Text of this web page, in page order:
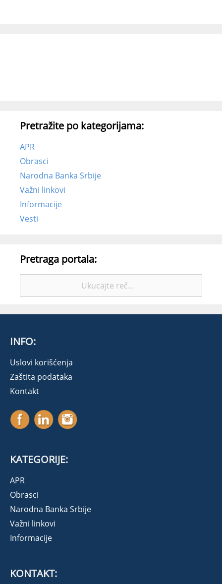
Pretražite po kategorijama:
APR
Obrasci
Narodna Banka Srbije
Važni linkovi
Informacije
Vesti
Pretraga portala:
INFO:
Uslovi korišćenja
Zaštita podataka
Kontakt
KATEGORIJE:
APR
Obrasci
Narodna Banka Srbije
Važni linkovi
Informacije
KONTAKT: